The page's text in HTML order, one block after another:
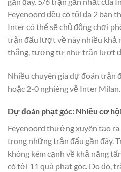
Feyenoord đều có tối đa 2 bàn
Inter có thể sẽ chủ động chơi
trận đấu lượt về này nhiều khả
thắng, tương tự như trận lượt
Nhiều chuyên gia dự đoán trận
hoặc 2-0 nghiêng về Inter Milan.
Dự đoán phạt góc: Nhiều cơ
Feyenoord thường xuyên tạo
trong những trận đấu gần đây.
không kém cạnh về khả năng
có tới 11 quả phạt góc. Do đó,